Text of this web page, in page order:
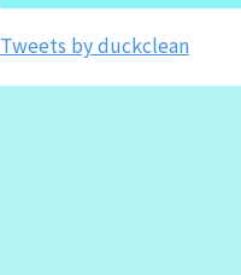
Tweets by duckclean